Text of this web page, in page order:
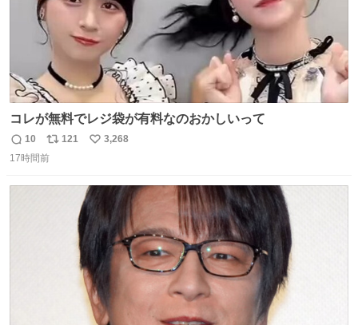
コレが無料でレジ袋が有料なのおかしいって
返
信
10
リ
ポ
121
い
数
3,268
17時間前